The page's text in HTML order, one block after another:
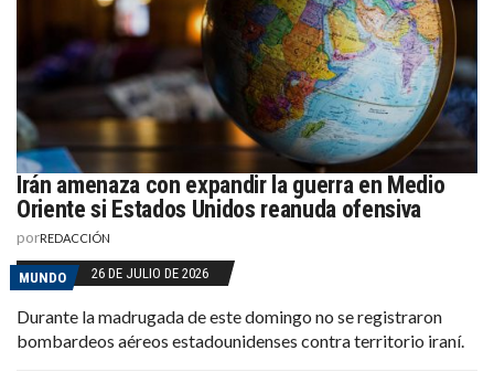
Irán amenaza con expandir la guerra en Medio
Oriente si Estados Unidos reanuda ofensiva
porREDACCIÓN
MUNDO 26 DE JULIO DE 2026
Durante la madrugada de este domingo no se registraron
bombardeos aéreos estadounidenses contra territorio iraní.